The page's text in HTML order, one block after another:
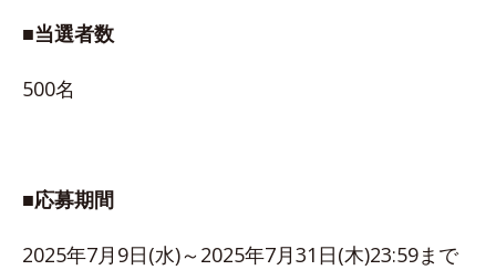
■当選者数
500名
■応募期間
2025年7月9日(水)～2025年7月31日(木)23:59まで